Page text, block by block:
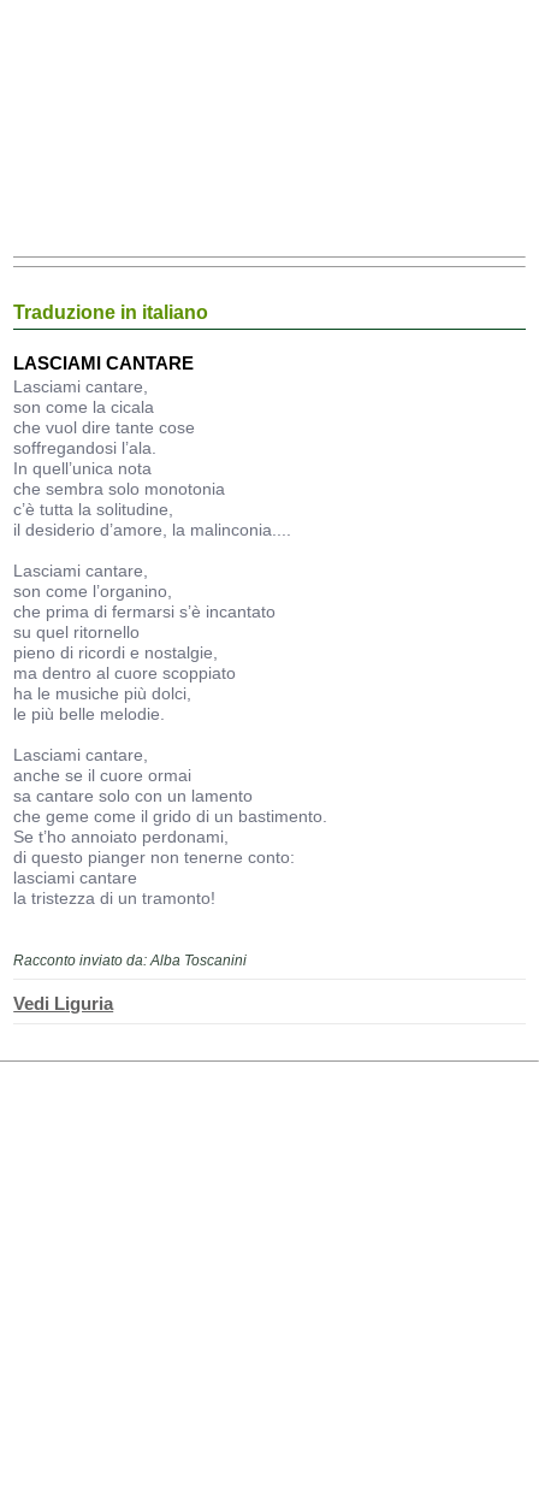
Traduzione in italiano
LASCIAMI CANTARE
Lasciami cantare,
son come la cicala
che vuol dire tante cose
soffregandosi l’ala.
In quell’unica nota
che sembra solo monotonia
c’è tutta la solitudine,
il desiderio d’amore, la malinconia....
Lasciami cantare,
son come l’organino,
che prima di fermarsi s’è incantato
su quel ritornello
pieno di ricordi e nostalgie,
ma dentro al cuore scoppiato
ha le musiche più dolci,
le più belle melodie.
Lasciami cantare,
anche se il cuore ormai
sa cantare solo con un lamento
che geme come il grido di un bastimento.
Se t’ho annoiato perdonami,
di questo pianger non tenerne conto:
lasciami cantare
la tristezza di un tramonto!
Racconto inviato da: Alba Toscanini
Vedi Liguria